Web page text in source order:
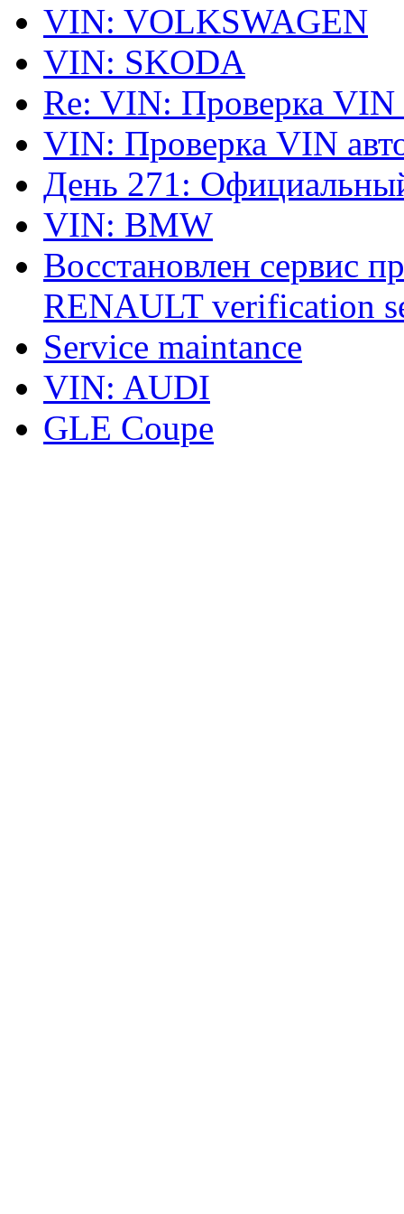
VIN: VOLKSWAGEN
VIN: SKODA
Re: VIN: Проверка VIN
VIN: Проверка VIN
День 271:
VIN: BMW
Восстановлен сервис
RENAULT verification
Service maintance
VIN: AUDI
GLE Coupe